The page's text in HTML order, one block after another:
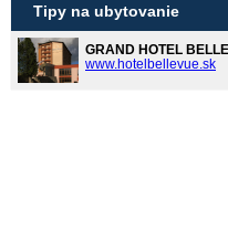
Tipy na ubytovanie
GRAND HOTEL
www.hotelbellevue.sk